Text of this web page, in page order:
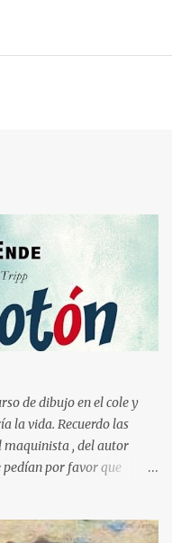
de dibujo en el cole y
la vida. Recuerdo las
maquinista , del autor
por favor que
Lucas a las puertas de la